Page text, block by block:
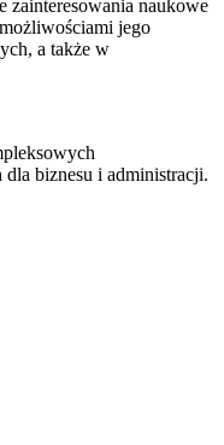
naukowe
jego
a także w
biznesu i administracji.